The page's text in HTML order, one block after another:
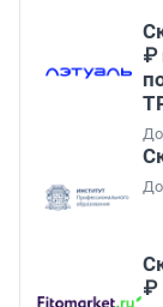
₽
До
До
₽